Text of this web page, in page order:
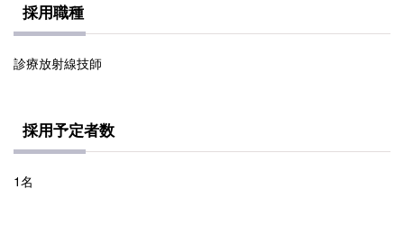
採用職種
診療放射線技師
採用予定者数
1名